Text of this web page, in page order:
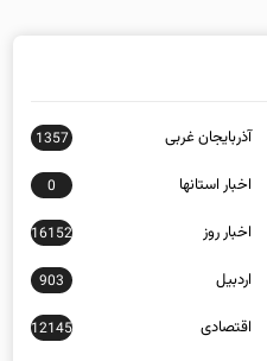
آذربایجان غربی 1357
اخبار استانها 0
اخبار روز 16152
اردبیل 903
اقتصادی 12145